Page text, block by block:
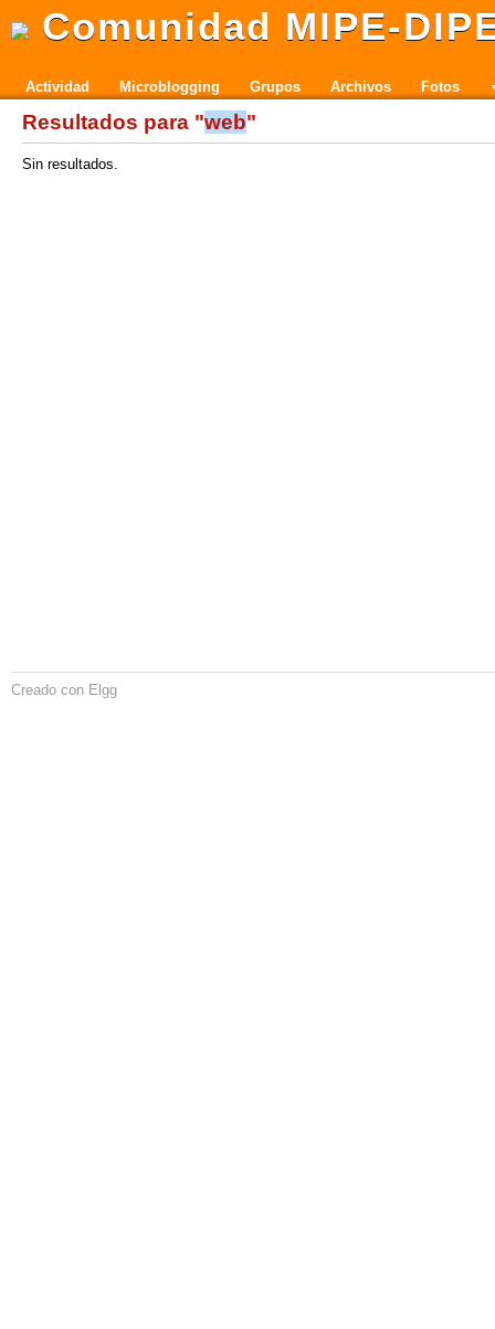
Comunidad MIPE-
Actividad Microblogging Grupos Archivos Fotos
Resultados para "web"
Sin resultados.
Creado con Elgg